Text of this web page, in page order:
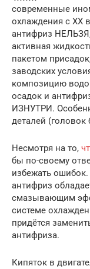
современные
охлаждения с ХХ
антифриз
активная
пакетом
заводских
композицию
осадок и
ИЗНУТРИ.
деталей (головок
Несмотря на то,
бы по-своему
избежать
антифриз
смазывающим
системе
придётся
антифриза.
Кипяток в